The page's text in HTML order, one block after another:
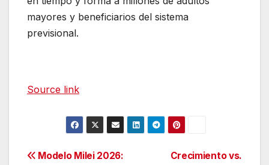
mayores y beneficiarios del sistema
previsional.
Source link
Navegación
Crecimiento vs.
Modelo Milei 2026: